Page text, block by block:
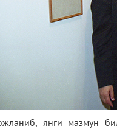
янги мазмун